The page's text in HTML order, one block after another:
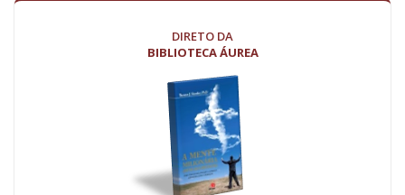
DIRETO DA
BIBLIOTECA ÁUREA